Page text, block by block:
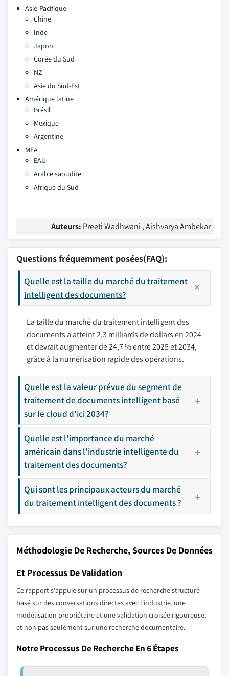
Asie-Pacifique
Chine
Inde
Japon
Corée du Sud
NZ
Asie du Sud-Est
Amérique latine
Brésil
Mexique
Argentine
MEA
EAU
Arabie saoudite
Afrique du Sud
Auteurs: Preeti Wadhwani , Aishvarya Ambekar
Questions fréquemment posées(FAQ):
Quelle est la taille du marché du traitement
intelligent des documents?
La taille du marché du traitement intelligent des
documents a atteint 2,3 milliards de dollars en 2024
et devrait augmenter de 24,7 % entre 2025 et 2034,
grâce à la numérisation rapide des opérations.
Quelle est la valeur prévue du segment de
traitement de documents intelligent basé
sur le cloud d'ici 2034?
Quelle est l'importance du marché
américain dans l'industrie intelligente du
traitement des documents?
Qui sont les principaux acteurs du marché
du traitement intelligent des documents ?
Méthodologie De Recherche, Sources De Données
Et Processus De Validation
Ce rapport s'appuie sur un processus de recherche structuré
basé sur des conversations directes avec l'industrie, une
modélisation propriétaire et une validation croisée rigoureuse,
et non pas seulement sur une recherche documentaire.
Notre Processus De Recherche En 6 Étapes